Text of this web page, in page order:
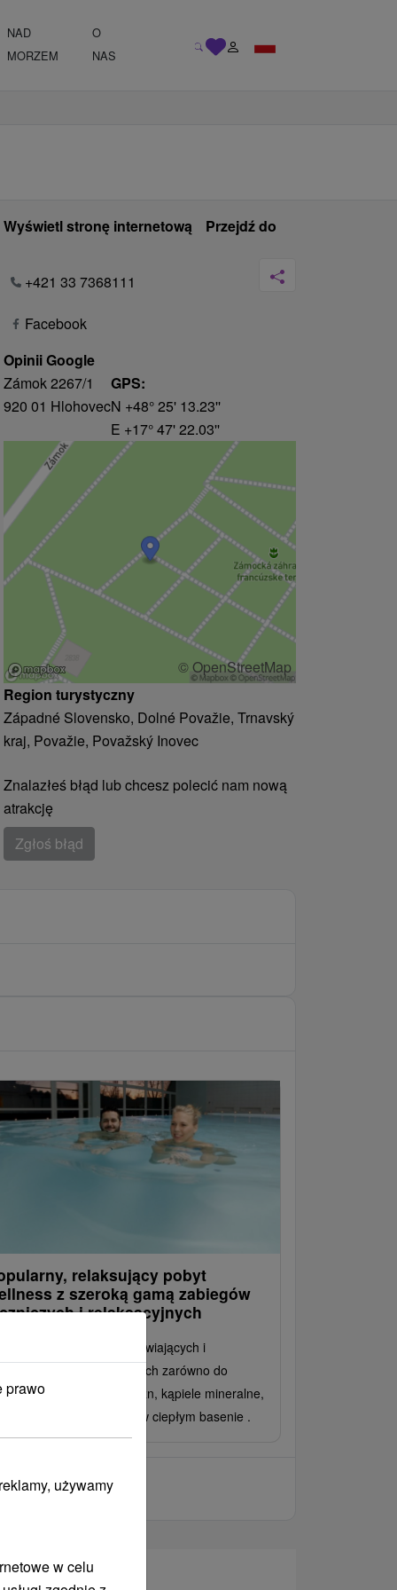
NAD
MORZEM
O
NAS
Wyświetl stronę internetową Przejdź do
+421 33 7368111
Facebook
Opinii Google
Zámok 2267/1
920 01 Hlohovec
GPS:
N +48° 25' 13.23''
E +17° 47' 22.03''
© OpenStreetMap
Region turystyczny
Západné Slovensko, Dolné Považie, Trnavský
kraj, Považie, Považský Inovec
Znalazłeś błąd lub chcesz polecić nam nową
atrakcję
Zgłoś błąd
relaksujący pobyt
z szeroką gamą zabiegów
i relaksacyjnych
pełen zabiegów uzdrawiających i
dostosowanych zarówno do
kobiet, jak i mężczyzn, kąpiele mineralne,
sauny oraz relaks w ciepłym basenie .
prawo
używamy
w celu